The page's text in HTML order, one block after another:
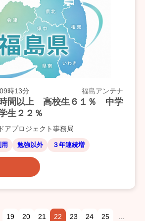
時13分 福島アンテナ
時間以上 高校生６１％ 中学
生２２％
アプロジェクト事務局
勉強以外 ３年連続増
19 20 21 22 23 24 25